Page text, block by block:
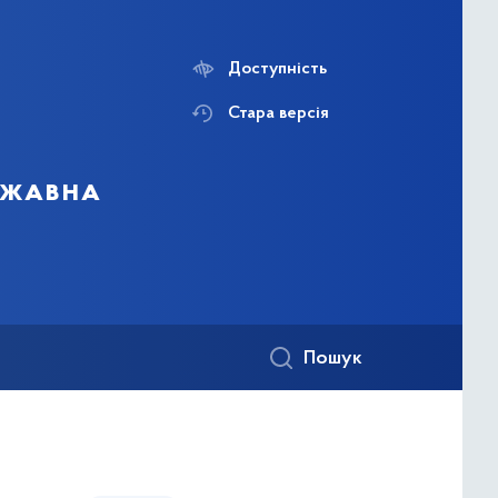
Доступність
Стара версія
Пошук